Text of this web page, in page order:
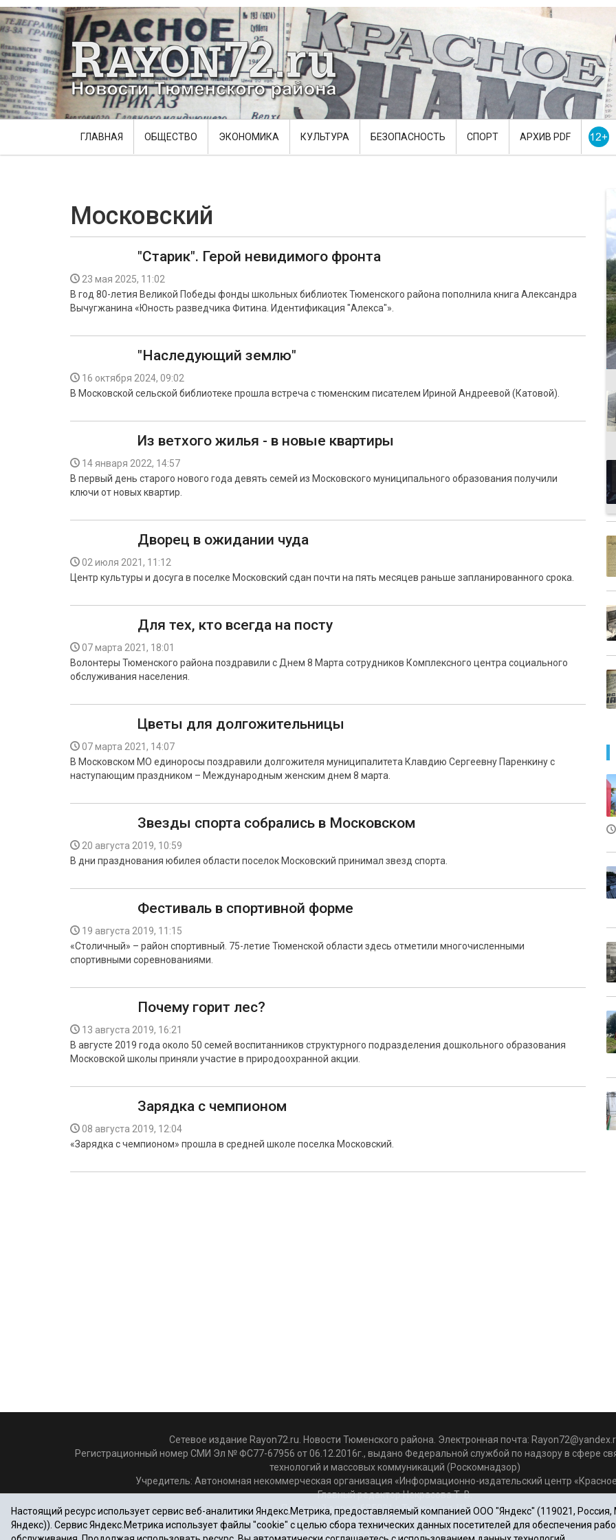
ГЛАВНАЯ ОБЩЕСТВО ЭКОНОМИКА КУЛЬТУРА БЕЗОПАСНОСТЬ СПОРТ АРХИВ PDF
Московский
"Старик". Герой невидимого фронта
23 мая 2025, 11:02
В год 80-летия Великой Победы фонды школьных библиотек Тюменского района пополнила книга Александра
Вычугжанина «Юность разведчика Фитина. Идентификация "Алекса"».
"Наследующий землю"
16 октября 2024, 09:02
В Московской сельской библиотеке прошла встреча с тюменским писателем Ириной Андреевой (Катовой).
Из ветхого жилья - в новые квартиры
14 января 2022, 14:57
В первый день старого нового года девять семей из Московского муниципального образования получили
ключи от новых квартир.
Дворец в ожидании чуда
02 июля 2021, 11:12
Центр культуры и досуга в поселке Московский сдан почти на пять месяцев раньше запланированного срока.
Для тех, кто всегда на посту
07 марта 2021, 18:01
Волонтеры Тюменского района поздравили с Днем 8 Марта сотрудников Комплексного центра социального
обслуживания населения.
Цветы для долгожительницы
07 марта 2021, 14:07
В Московском МО единоросы поздравили долгожителя муниципалитета Клавдию Сергеевну Паренкину с
наступающим праздником – Международным женским днем 8 марта.
Звезды спорта собрались в Московском
20 августа 2019, 10:59
В дни празднования юбилея области поселок Московский принимал звезд спорта.
Фестиваль в спортивной форме
19 августа 2019, 11:15
«Столичный» – район спортивный. 75-летие Тюменской области здесь отметили многочисленными
спортивными соревнованиями.
Почему горит лес?
13 августа 2019, 16:21
В августе 2019 года около 50 семей воспитанников структурного подразделения дошкольного образования
Московской школы приняли участие в природоохранной акции.
Зарядка с чемпионом
08 августа 2019, 12:04
«Зарядка с чемпионом» прошла в средней школе поселка Московский.
Сетевое издание Rayon72.ru. Новости Тюменского района. Электронная почта:
Регистрационный номер СМИ Эл № ФС77-67956 от 06.12.2016г., выдано Федеральной службой по надзору в сфере
технологий и массовых коммуникаций (Роскомнадзор)
Учредитель: Автономная некоммерческая организация «Информационно-издательский центр
Главный редактор Некрасова Т. В.
Почтовый адрес: 625031 г.Тюмень. ул. Шишкова, 6
Электронная почта объединенной редакции: krasnoeznam@rambler.ru
Телефоны 8 (3452) 34-80-60, 69-56-73, 69-56-47
Настоящий ресурс использует сервис веб-аналитики Яндекс.Метрика, предоставляемый компанией ООО "Яндекс" (119021, Россия,
Яндекс)). Сервис Яндекс.Метрика использует файлы "cookie" с целью сбора технических данных посетителей для обеспечения